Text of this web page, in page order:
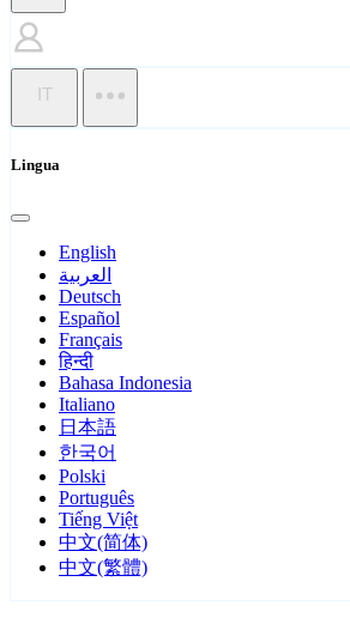
IT
Lingua
English
العربية
Deutsch
Español
Français
हिन्दी
Bahasa Indonesia
Italiano
日本語
한국어
Polski
Português
Tiếng Việt
中文(简体)
中文(繁體)